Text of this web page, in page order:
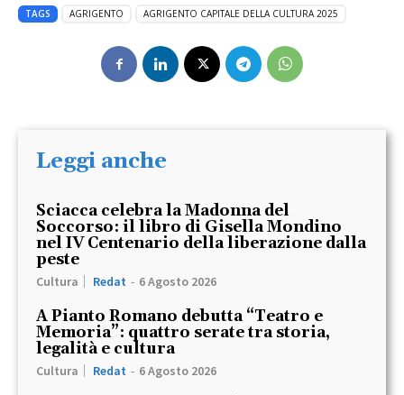
TAGS AGRIGENTO AGRIGENTO CAPITALE DELLA CULTURA 2025
Leggi anche
Sciacca celebra la Madonna del
Soccorso: il libro di Gisella Mondino
nel IV Centenario della liberazione dalla
peste
Cultura Redat - 6 Agosto 2026
A Pianto Romano debutta “Teatro e
Memoria”: quattro serate tra storia,
legalità e cultura
Cultura Redat - 6 Agosto 2026